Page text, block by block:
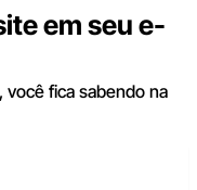
em seu e-
você fica sabendo na